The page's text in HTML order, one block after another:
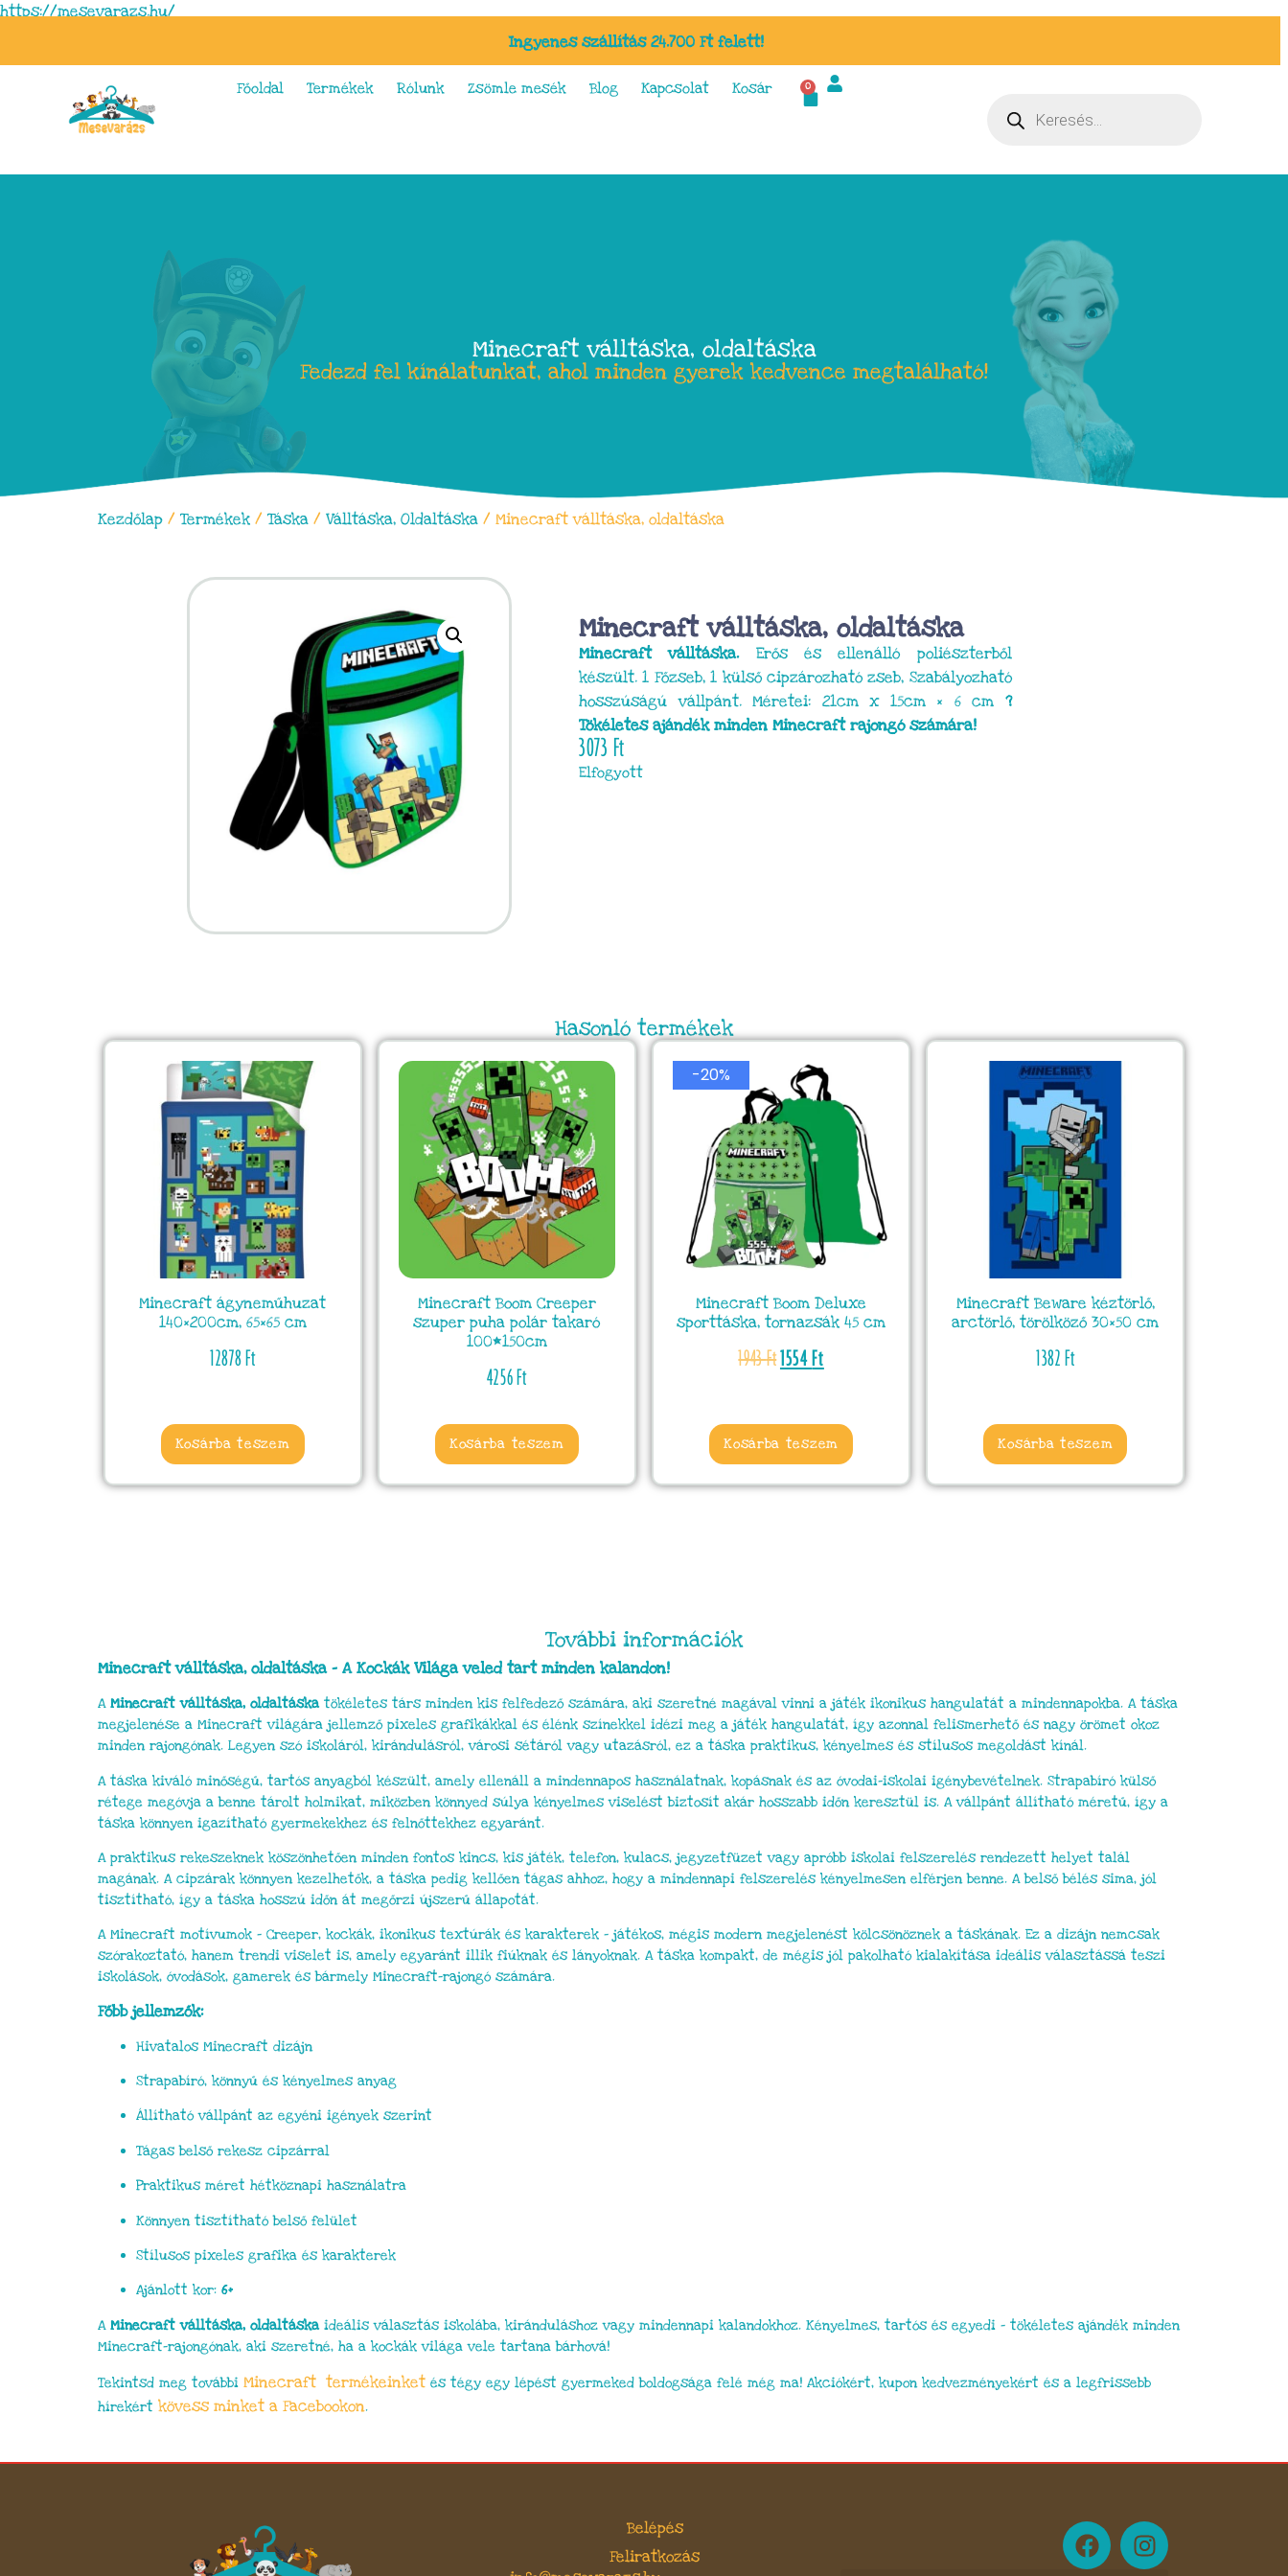
https://mesevarazs.hu/
Ingyenes szállítás 24.700 Ft felett!
Főoldal Termékek Rólunk Zsömle mesék Blog Kapcsolat Kosár 0
Minecraft válltáska, oldaltáska
Fedezd fel kínálatunkat, ahol minden gyerek kedvence megtalálható!
Kezdőlap / Termékek / Táska / Válltáska, Oldaltáska / Minecraft válltáska, oldaltáska
Minecraft válltáska, oldaltáska
Minecraft válltáska.Erős és ellenálló poliészterből
készült. 1 Főzseb, 1 külső cipzározható zseb, Szabályozható
hosszúságú vállpánt. Méretei: 21cm x 15cm × 6 cm ?
Tökéletes ajándék minden Minecraft rajongó számára!
3073 Ft
Elfogyott
Hasonló termékek
Minecraft ágyneműhuzat
140×200cm, 65×65 cm
12878Ft
Kosárba teszem
Minecraft Boom Creeper
szuper puha polár takaró
100*150cm
4256Ft
Kosárba teszem
-20%
Minecraft Boom Deluxe
sporttáska, tornazsák 45 cm
1943Ft1554Ft
Kosárba teszem
Minecraft Beware kéztörlő,
arctörlő, törölköző 30×50 cm
1382Ft
Kosárba teszem
További információk
Minecraft válltáska, oldaltáska – A Kockák Világa veled tart minden kalandon!
A Minecraft válltáska, oldaltáskatökéletes társ minden kis felfedező számára, aki szeretné magával vinni a játék ikonikus hangulatát a mindennapokba. A táska
megjelenése a Minecraft világára jellemző pixeles grafikákkal és élénk színekkel idézi meg a játék hangulatát, így azonnal felismerhető és nagy örömet okoz
minden rajongónak. Legyen szó iskoláról, kirándulásról, városi sétáról vagy utazásról, ez a táska praktikus, kényelmes és stílusos megoldást kínál.
A táska kiváló minőségű, tartós anyagból készült, amely ellenáll a mindennapos használatnak, kopásnak és az óvodai–iskolai igénybevételnek. Strapabíró külső
rétege megóvja a benne tárolt holmikat, miközben könnyed súlya kényelmes viselést biztosít akár hosszabb időn keresztül is. A vállpánt állítható méretű, így a
táska könnyen igazítható gyermekekhez és felnőttekhez egyaránt.
A praktikus rekeszeknek köszönhetően minden fontos kincs, kis játék, telefon, kulacs, jegyzetfüzet vagy apróbb iskolai felszerelés rendezett helyet talál
magának. A cipzárak könnyen kezelhetők, a táska pedig kellően tágas ahhoz, hogy a mindennapi felszerelés kényelmesen elférjen benne. A belső bélés sima, jól
tisztítható, így a táska hosszú időn át megőrzi újszerű állapotát.
A Minecraft motívumok – Creeper, kockák, ikonikus textúrák és karakterek – játékos, mégis modern megjelenést kölcsönöznek a táskának. Ez a dizájn nemcsak
szórakoztató, hanem trendi viselet is, amely egyaránt illik fiúknak és lányoknak. A táska kompakt, de mégis jól pakolható kialakítása ideális választássá teszi
iskolások, óvodások, gamerek és bármely Minecraft-rajongó számára.
Főbb jellemzők:
Hivatalos Minecraft dizájn
Strapabíró, könnyű és kényelmes anyag
Állítható vállpánt az egyéni igények szerint
Tágas belső rekesz cipzárral
Praktikus méret hétköznapi használatra
Könnyen tisztítható belső felület
Stílusos pixeles grafika és karakterek
Ajánlott kor: 6+
A Minecraft válltáska, oldaltáskaideális választás iskolába, kiránduláshoz vagy mindennapi kalandokhoz. Kényelmes, tartós és egyedi – tökéletes ajándék minden
Minecraft-rajongónak, aki szeretné, ha a kockák világa vele tartana bárhová!
Tekintsd meg további Minecraft termékeinket és tégy egy lépést gyermeked boldogsága felé még ma! Akciókért, kupon kedvezményekért és a legfrissebb
hírekért kövess minket a Facebookon.
Belépés
Feliratkozás